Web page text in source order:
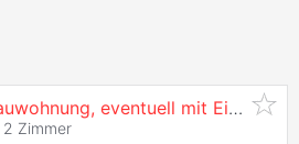
Helle 2-Zimmer Altbauwohnung, eventuell mit Eigengarten
2 Zimmer